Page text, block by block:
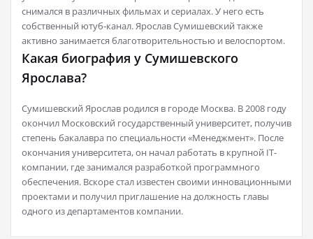
снимался в различных фильмах и сериалах. У него есть
собственный ютуб-канал. Ярослав Сумишевский также
активно занимается благотворительностью и велоспортом.
Какая биография у Сумишевского
Ярослава?
Сумишевский Ярослав родился в городе Москва. В 2008 году
окончил Московский государственный университет, получив
степень бакалавра по специальности «Менеджмент». После
окончания университета, он начал работать в крупной IT-
компании, где занимался разработкой программного
обеспечения. Вскоре стал известен своими инновационными
проектами и получил приглашение на должность главы
одного из департаментов компании.